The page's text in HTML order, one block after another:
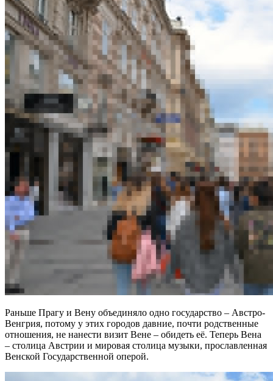
Раньше Прагу и Вену объединяло одно государство – Австро-
Венгрия, потому у этих городов давние, почти родственные
отношения, не нанести визит Вене – обидеть её. Теперь Вена
– столица Австрии и мировая столица музыки, прославленная
Венской Государственной оперой.